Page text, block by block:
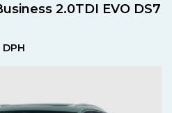
2.0TDI EVO DS7